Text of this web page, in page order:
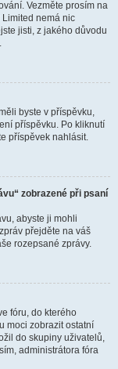
Vezměte prosím na
nemá nic
jisti, z jakého důvodu
byste v příspěvku,
příspěvku. Po kliknutí
příspěvek nahlásit.
zobrazené při psaní
abyste ji mohli
přejděte na váš
rozepsané zprávy.
fóru, do kterého
moci zobrazit ostatní
do skupiny uživatelů,
administrátora fóra